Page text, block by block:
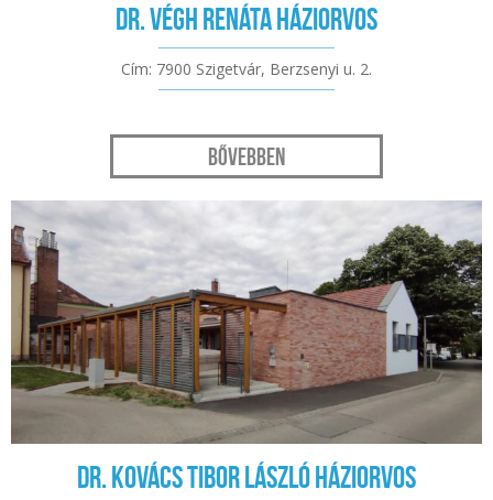
Dr. Végh Renáta háziorvos
Cím: 7900 Szigetvár, Berzsenyi u. 2.
Bővebben
Dr. Kovács Tibor László háziorvos